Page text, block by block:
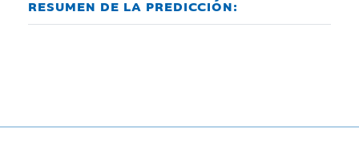
RESUMEN DE LA PREDICCIÓN: